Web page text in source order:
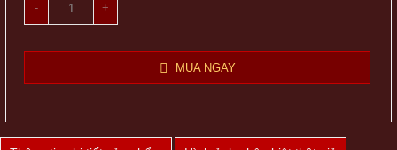
- +
MUA NGAY